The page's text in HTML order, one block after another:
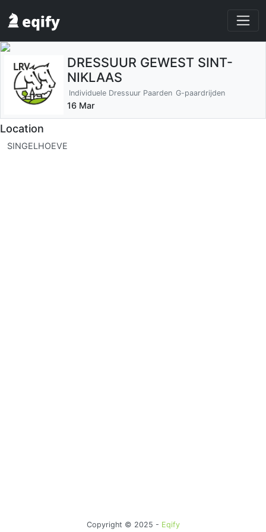
DRESSUUR GEWEST SINT-
NIKLAAS
Individuele Dressuur Paarden G-paardrijden
16 Mar
Location
SINGELHOEVE
Copyright © 2025 - Eqify